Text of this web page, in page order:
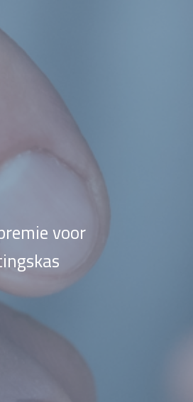
voor